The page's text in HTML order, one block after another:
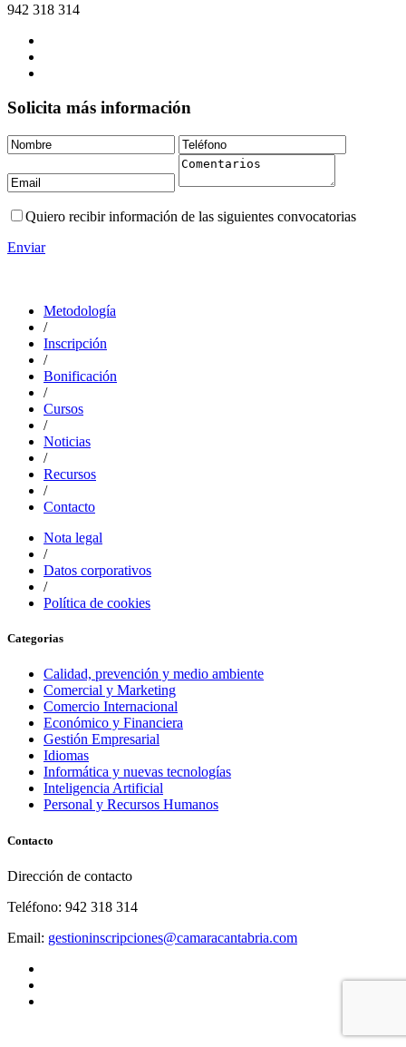
942 318 314
Solicita más información
Quiero recibir información de las siguientes convocatorias
Enviar
Metodología
/
Inscripción
/
Bonificación
/
Cursos
/
Noticias
/
Recursos
/
Contacto
Nota legal
/
Datos corporativos
/
Política de cookies
Categorias
Calidad, prevención y medio ambiente
Comercial y Marketing
Comercio Internacional
Económico y Financiera
Gestión Empresarial
Idiomas
Informática y nuevas tecnologías
Inteligencia Artificial
Personal y Recursos Humanos
Contacto
Dirección de contacto
Teléfono: 942 318 314
Email: gestioninscripciones@camaracantabria.com